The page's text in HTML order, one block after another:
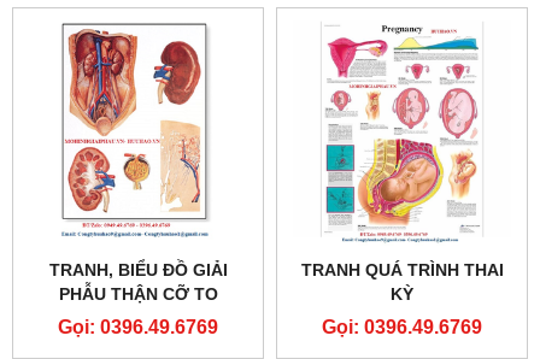
TRANH, BIỂU ĐỒ GIẢI
PHẪU THẬN CỠ TO
Gọi: 0396.49.6769
TRANH QUÁ TRÌNH THAI
KỲ
Gọi: 0396.49.6769